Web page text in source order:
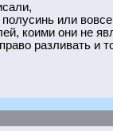
или вовсе
коими они не
разливать и